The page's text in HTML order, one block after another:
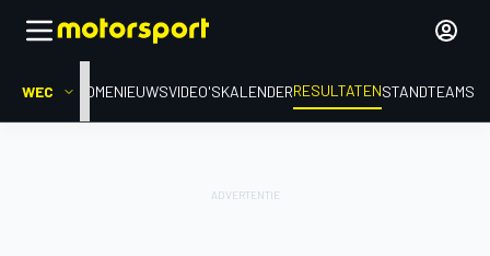
WEC HOMENIEUWSVIDEO'SKALENDERRESULTATENSTANDTEAMS